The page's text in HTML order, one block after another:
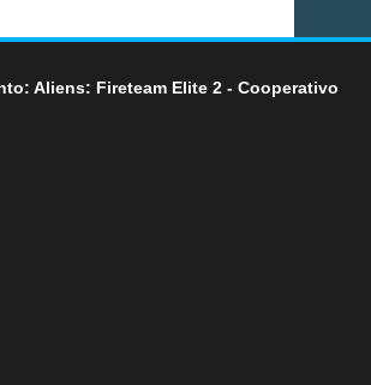
Aliens: Fireteam Elite 2 - Cooperativo